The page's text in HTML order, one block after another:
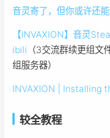
音灵寄了，但你或许还
【INVAXION】音灵
ibili （3交流群续更组
组服务器）
INVAXION | Installing
较全教程